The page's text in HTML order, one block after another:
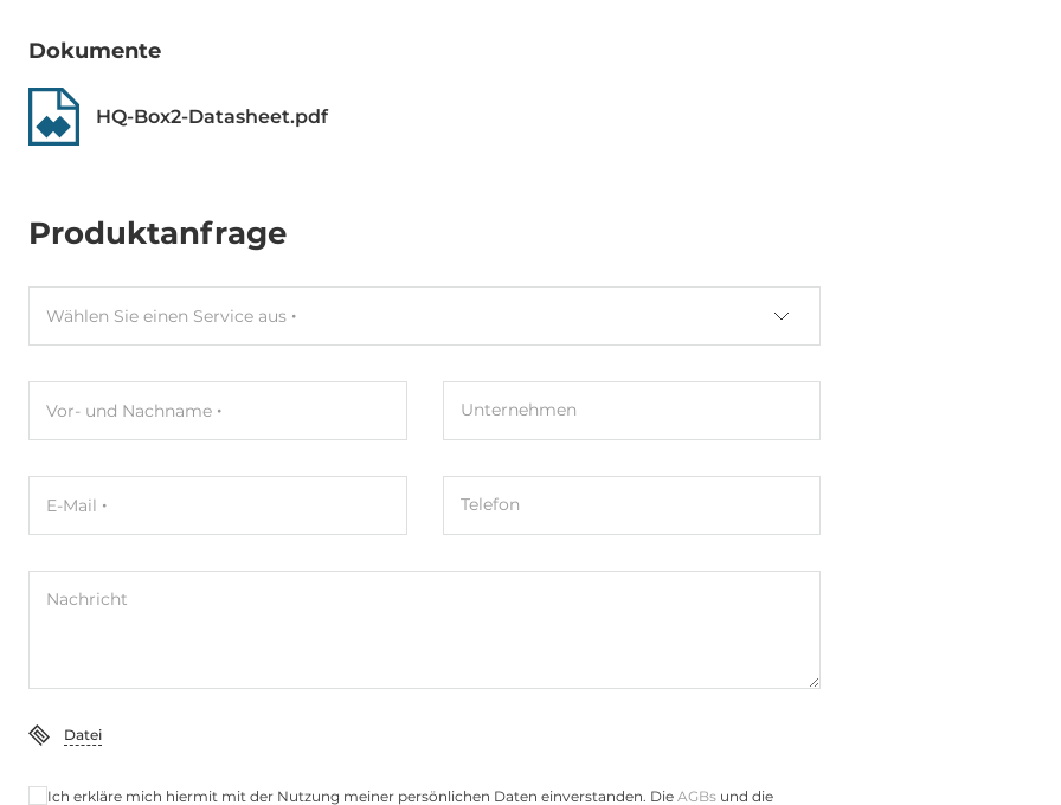
Controller Typ
10/100/1000 Mbit/s
2,5 Gbit/s 2
COM gesamt
RS-232
Dokumente
HQ-Box2-Datasheet.pdf
Produktanfrage
Wählen Sie einen Service aus
Vor- und Nachname Unternehmen
E-Mail Telefon
Nachricht
Datei
Ich erkläre mich hiermit mit der Nutzung meiner persönlichen Daten einverstanden. Die AGBs und die